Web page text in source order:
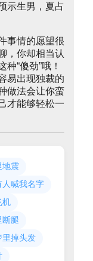
示生男，夏占
事情的愿望很
，你却相当认
“傻劲”哦！
易出现独裁的
做法会让你蛮
才能够轻松一
地震
人喊我名字
机
断腿
里掉头发